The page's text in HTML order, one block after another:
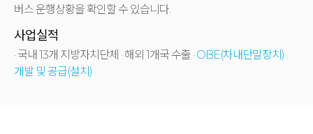
버스 운행상황을 확인할 수 있습니다.
사업실적
· 국내 13개 지방자치단체 · 해외 1개국 수출 · OBE(차내단말장치)
개발 및 공급(설치)